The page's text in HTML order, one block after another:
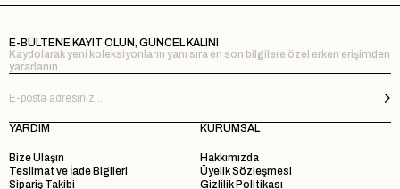
E-BÜLTENE KAYIT OLUN, GÜNCEL KALIN!
Kaydolarak yeni koleksiyonların yanı sıra en son bilgilere özel erken erişimden
yararlanın.
YARDIM
Bize Ulaşın
Teslimat ve İade Biglieri
Sipariş Takibi
KURUMSAL
Hakkımızda
Üyelik Sözleşmesi
Gizlilik Politikası